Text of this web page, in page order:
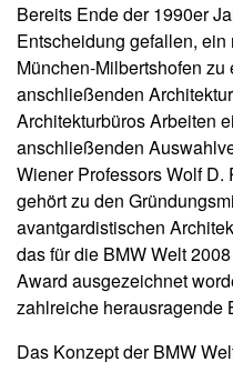
Bereits Ende der 1990er
Entscheidung gefallen,
München-Milbertshofen zu
anschließenden
Architekturbüros Arbeiten
anschließenden
Wiener Professors Wolf
gehört zu den
avantgardistischen
das für die BMW Welt
Award ausgezeichnet
zahlreiche herausragende
Das Konzept der BMW